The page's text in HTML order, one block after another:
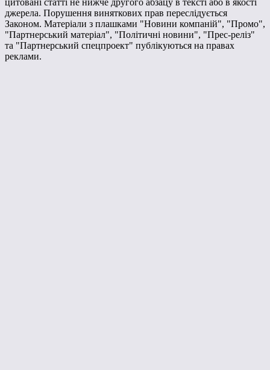
джерела. Порушення виняткових прав переслідується
Законом. Матеріали з плашками "Новини компаній", "Промо",
"Партнерський матеріал", "Політичні новини", "Прес-реліз"
та "Партнерський спецпроект" публікуються на правах
реклами.